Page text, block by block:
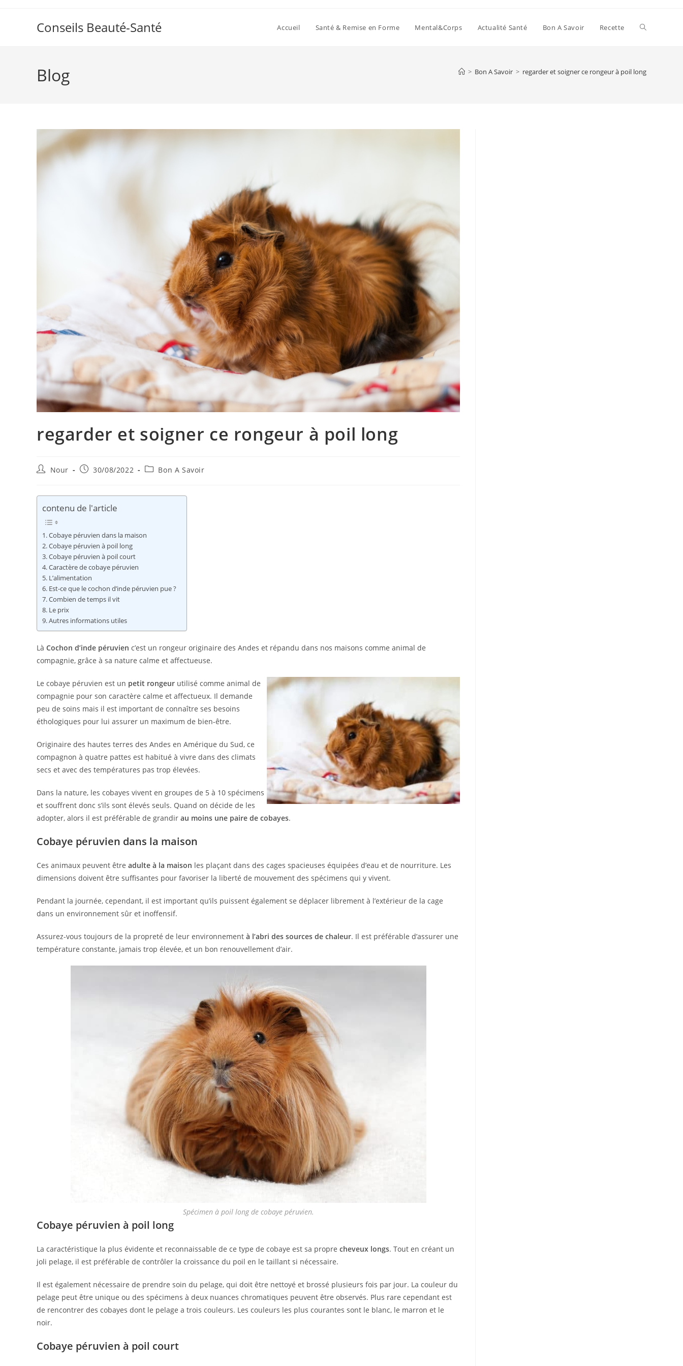
Conseils Beauté-Santé Accueil Santé & Remise en Forme Mental&Corps Actualité Santé Bon A Savoir Recette Toggle
Blog > Bon A Savoir > regarder et soigner ce rongeur à poil long
regarder et soigner ce rongeur à poil long
Auteur/autrice
publication :
Nour
Publication
30/08/2022
PostBon A Savoir
contenu de l'article
Cobaye péruvien dans la maison
Cobaye péruvien à poil long
Cobaye péruvien à poil court
Caractère de cobaye péruvien
L’alimentation
Est-ce que le cochon d’inde péruvien pue ?
Combien de temps il vit
Le prix
Autres informations utiles
Là Cochon d’inde péruvien c’est un rongeur originaire des Andes et répandu dans nos maisons comme animal de
compagnie, grâce à sa nature calme et affectueuse.
Le cobaye péruvien est un petit rongeur utilisé comme animal de
compagnie pour son caractère calme et affectueux. Il demande
peu de soins mais il est important de connaître ses besoins
éthologiques pour lui assurer un maximum de bien-être.
Originaire des hautes terres des Andes en Amérique du Sud, ce
compagnon à quatre pattes est habitué à vivre dans des climats
secs et avec des températures pas trop élevées.
Dans la nature, les cobayes vivent en groupes de 5 à 10 spécimens
et souffrent donc s’ils sont élevés seuls. Quand on décide de les
adopter, alors il est préférable de grandir au moins une paire de cobayes.
Cobaye péruvien dans la maison
Ces animaux peuvent être adulte à la maison les plaçant dans des cages spacieuses équipées d’eau et de nourriture. Les
dimensions doivent être suffisantes pour favoriser la liberté de mouvement des spécimens qui y vivent.
Pendant la journée, cependant, il est important qu’ils puissent également se déplacer librement à l’extérieur de la cage
dans un environnement sûr et inoffensif.
Assurez-vous toujours de la propreté de leur environnement à l’abri des sources de chaleur. Il est préférable d’assurer une
température constante, jamais trop élevée, et un bon renouvellement d’air.
Spécimen à poil long de cobaye péruvien.
Cobaye péruvien à poil long
La caractéristique la plus évidente et reconnaissable de ce type de cobaye est sa propre cheveux longs. Tout en créant un
joli pelage, il est préférable de contrôler la croissance du poil en le taillant si nécessaire.
Il est également nécessaire de prendre soin du pelage, qui doit être nettoyé et brossé plusieurs fois par jour. La couleur du
pelage peut être unique ou des spécimens à deux nuances chromatiques peuvent être observés. Plus rare cependant est
de rencontrer des cobayes dont le pelage a trois couleurs. Les couleurs les plus courantes sont le blanc, le marron et le
noir.
Cobaye péruvien à poil court